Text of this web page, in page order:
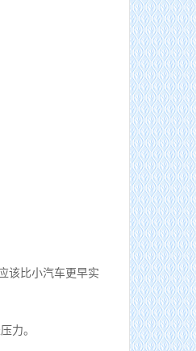
该比小汽车更早实
力。